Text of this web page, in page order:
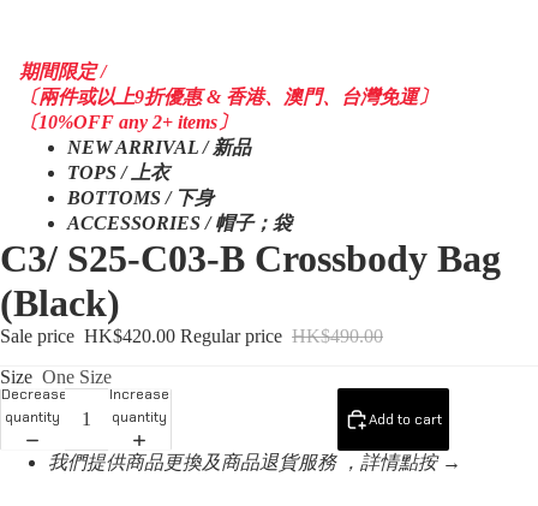
期間限定 /
〔兩件或以上9折優惠 & 香港、澳門、台灣免運〕
〔10%OFF any 2+ items〕
NEW ARRIVAL / 新品
TOPS / 上衣
BOTTOMS / 下身
ACCESSORIES / 帽子；袋
C3/ S25-C03-B Crossbody Bag
(Black)
Sale price HK$420.00 Regular price HK$490.00
Size One Size
Decrease
quantity
Increase
quantity
Add to cart
我們提供商品更換及商品退貨服務 ，詳情點按 →